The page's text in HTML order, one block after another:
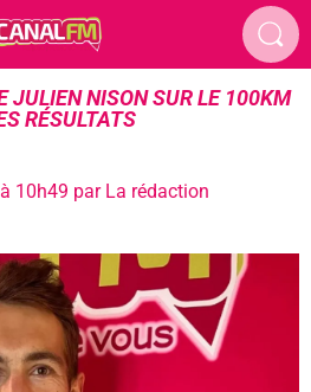
JULIEN NISON SUR LE 100KM
RÉSULTATS
10h49 par La rédaction